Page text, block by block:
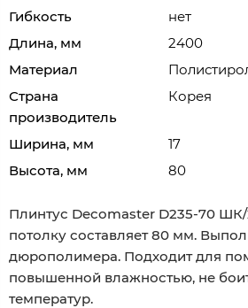
Гибкость
нет
Длина, мм
2400
Материал
Страна
производитель
Корея
Ширина, мм
17
Высота, мм
80
Плинтус Decomaster D235-70
потолку составляет 80 мм.
дюрополимера. Подходит для
повышенной влажностью, не
температур.